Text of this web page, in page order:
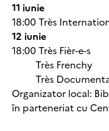
11 iunie
18:00 Très
12 iunie
18:00 Très Fièr-e-s
Très Frenchy
Très
Organizator local:
în parteneriat cu